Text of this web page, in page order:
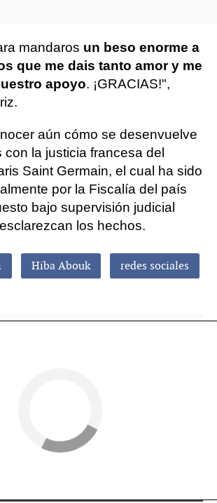
mandaros un beso enorme a
que me dais tanto amor y me
apoyo. ¡GRACIAS!",
aún cómo se desenvuelve
con la justicia francesa del
Saint Germain, el cual ha sido
por la Fiscalía del país
bajo supervisión judicial
los hechos.
Hiba Abouk redes sociales